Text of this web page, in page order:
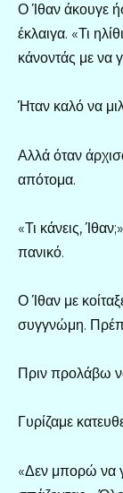
Ο Ίθαν άκουγε
έκλαιγα. «Τι
κάνοντάς με να
Ήταν καλό να
Αλλά όταν
απότομα.
«Τι κάνεις,
πανικό.
Ο Ίθαν με
συγγνώμη.
Πριν προλάβω
Γυρίζαμε
«Δεν μπορώ να